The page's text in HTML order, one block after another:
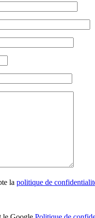
la politique de